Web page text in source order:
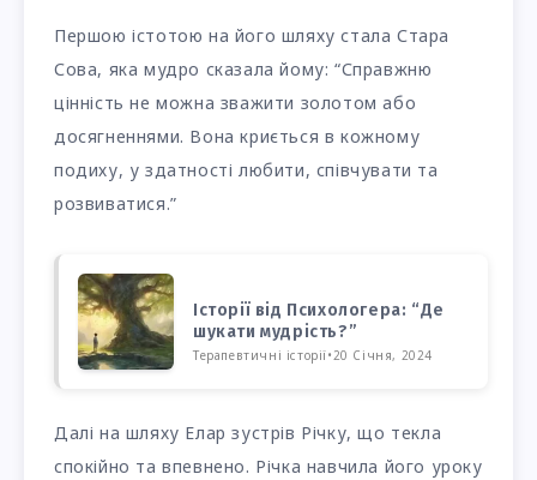
Першою істотою на його шляху стала Стара
Сова, яка мудро сказала йому: “Справжню
цінність не можна зважити золотом або
досягненнями. Вона криється в кожному
подиху, у здатності любити, співчувати та
розвиватися.”
Історії від Психологера: “Де
шукати мудрість?”
Терапевтичні історії•20 Січня, 2024
Далі на шляху Елар зустрів Річку, що текла
спокійно та впевнено. Річка навчила його уроку